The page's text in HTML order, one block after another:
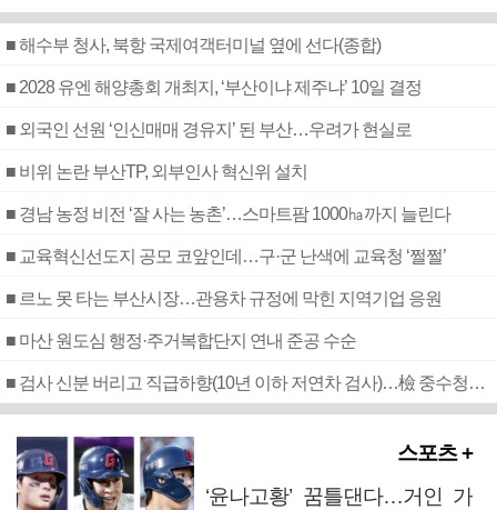
■ 해수부 청사, 북항 국제여객터미널 옆에 선다(종합)
■ 2028 유엔 해양총회 개최지, ‘부산이냐 제주냐’ 10일 결정
■ 외국인 선원 ‘인신매매 경유지’ 된 부산…우려가 현실로
■ 비위 논란 부산TP, 외부인사 혁신위 설치
■ 경남 농정 비전 ‘잘 사는 농촌’…스마트팜 1000㏊까지 늘린다
■ 교육혁신선도지 공모 코앞인데…구·군 난색에 교육청 ‘쩔쩔’
■ 르노 못 타는 부산시장…관용차 규정에 막힌 지역기업 응원
■ 마산 원도심 행정·주거복합단지 연내 준공 수순
■ 검사 신분 버리고 직급하향(10년 이하 저연차 검사)…檢 중수청행 기피
스포츠 +
‘윤나고황’ 꿈틀댄다…거인 가